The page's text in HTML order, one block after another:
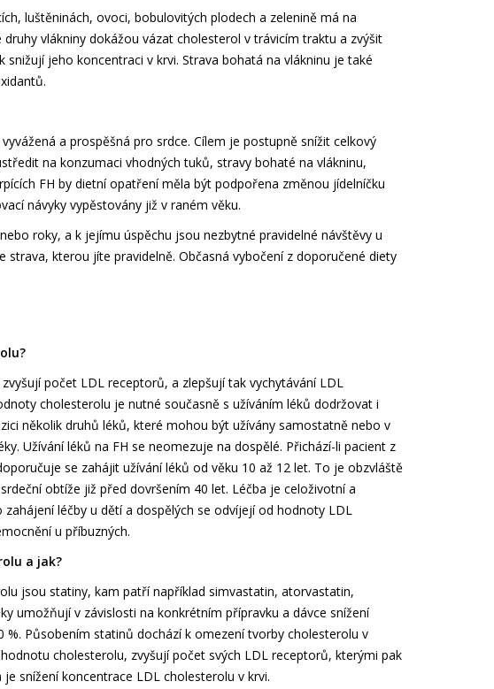
luštěninách, ovoci, bobulovitých plodech a zelenině má na
vlákniny dokážou vázat cholesterol v trávicím traktu a zvýšit
snižují jeho koncentraci v krvi. Strava bohatá na vlákninu je také
a prospěšná pro srdce. Cílem je postupně snížit celkový
na konzumaci vhodných tuků, stravy bohaté na vlákninu,
FH by dietní opatření měla být podpořena změnou jídelníčku
návyky vypěstovány již v raném věku.
roky, a k jejímu úspěchu jsou nezbytné pravidelné návštěvy u
kterou jíte pravidelně. Občasná vybočení z doporučené diety
počet LDL receptorů, a zlepšují tak vychytávání LDL
cholesterolu je nutné současně s užíváním léků dodržovat i
několik druhů léků, které mohou být užívány samostatně nebo v
Užívání léků na FH se neomezuje na dospělé. Přichází-li pacient z
se zahájit užívání léků od věku 10 až 12 let. To je obzvláště
obtíže již před dovršením 40 let. Léčba je celoživotní a
léčby u dětí a dospělých se odvíjejí od hodnoty LDL
u příbuzných.
a jak?
jsou statiny, kam patří například simvastatin, atorvastatin,
umožňují v závislosti na konkrétním přípravku a dávce snížení
Působením statinů dochází k omezení tvorby cholesterolu v
cholesterolu, zvyšují počet svých LDL receptorů, kterými pak
snížení koncentrace LDL cholesterolu v krvi.